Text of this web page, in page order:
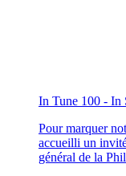
In Tune 100 - In
Pour marquer
accueilli un
général de la